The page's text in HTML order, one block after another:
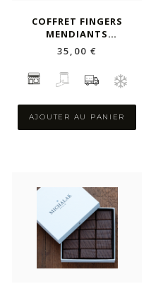
COFFRET FINGERS
MENDIANTS
CHOCOLAT NOIR ET
FÈVES DE CACAO
35,00 €
AJOUTER AU PANIER